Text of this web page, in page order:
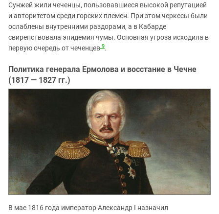
Сунжей жили чеченцы, пользовавшиеся высокой репутацией
и авторитетом среди горских племен. При этом черкесы были
ослаблены внутренними раздорами, а в Кабарде
свирепствовала эпидемия чумы. Основная угроза исходила в
первую очередь от чеченцев 9.
Политика генерала Ермолова и восстание в Чечне
(1817 — 1827 гг.)
В мае 1816 года император Александр I назначил